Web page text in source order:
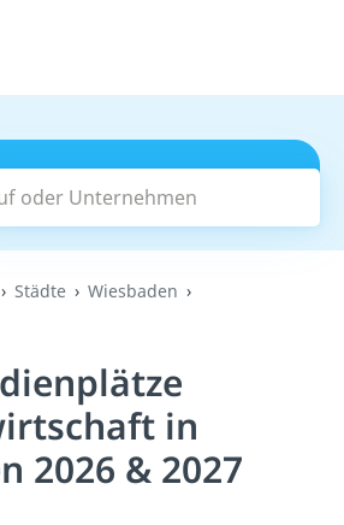
oder Unternehmen
Suchen
Städte
Wiesbaden
in
2026 & 2027